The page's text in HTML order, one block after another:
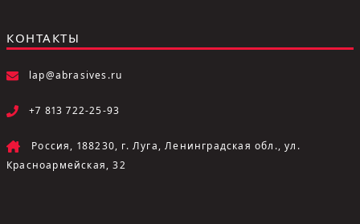
КОНТАКТЫ
lap@abrasives.ru
+7 813 722-25-93
Россия, 188230, г. Луга, Ленинградская обл., ул.
Красноармейская, 32